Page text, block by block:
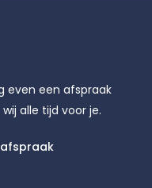
even een afspraak
alle tijd voor je.